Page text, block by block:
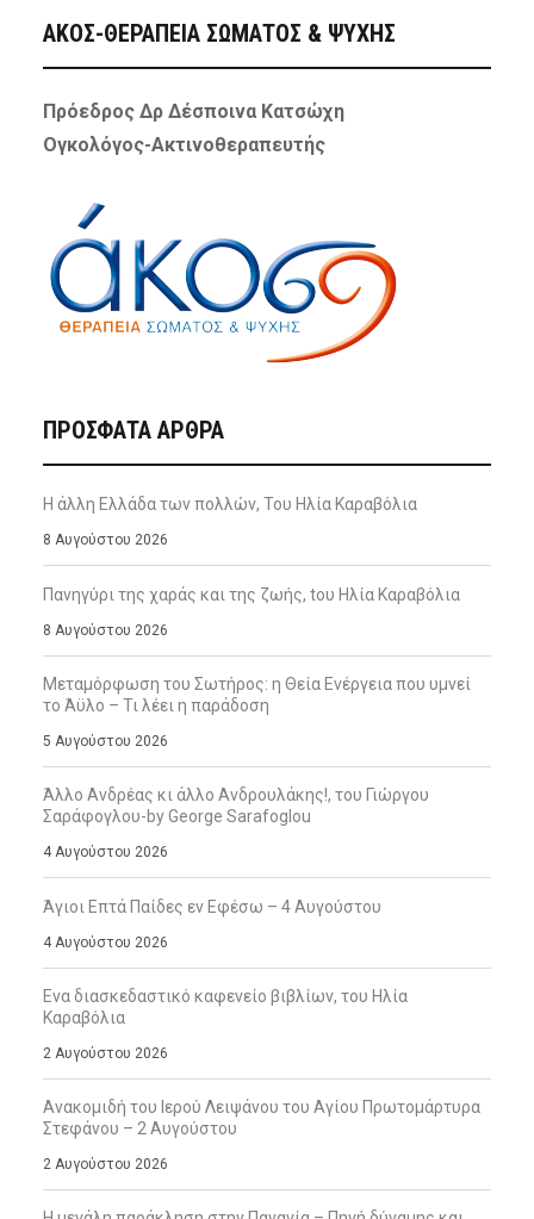
ΑΚΟΣ-ΘΕΡΑΠΕΙΑ ΣΩΜΑΤΟΣ & ΨΥΧΗΣ
Πρόεδρος Δρ Δέσποινα Κατσώχη
Ογκολόγος-Ακτινοθεραπευτής
ΠΡΌΣΦΑΤΑ ΆΡΘΡΑ
Η άλλη Ελλάδα των πολλών, Του Ηλία Καραβόλια
8 Αυγούστου 2026
Πανηγύρι της χαράς και της ζωής, tου Ηλία Καραβόλια
8 Αυγούστου 2026
Μεταμόρφωση του Σωτήρος: η Θεία Ενέργεια που υμνεί
το Άϋλο – Τι λέει η παράδοση
5 Αυγούστου 2026
Άλλο Ανδρέας κι άλλο Ανδρουλάκης!, του Γιώργου
Σαράφογλου-by George Sarafoglou
4 Αυγούστου 2026
Άγιοι Επτά Παίδες εν Εφέσω – 4 Αυγούστου
4 Αυγούστου 2026
Ενα διασκεδαστικό καφενείο βιβλίων, του Ηλία
Καραβόλια
2 Αυγούστου 2026
Ανακομιδή του Ιερού Λειψάνου του Αγίου Πρωτομάρτυρα
Στεφάνου – 2 Αυγούστου
2 Αυγούστου 2026